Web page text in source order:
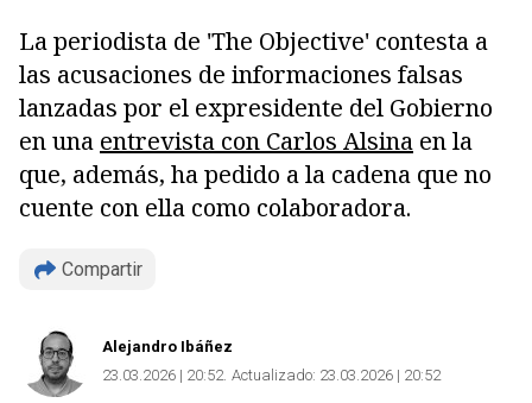
La periodista de 'The Objective' contesta a
las acusaciones de informaciones falsas
lanzadas por el expresidente del Gobierno
en una entrevista con Carlos Alsina en la
que, además, ha pedido a la cadena que no
cuente con ella como colaboradora.
Compartir
Alejandro Ibáñez
23.03.2026 | 20:52 Actualizado: 23.03.2026 | 20:52